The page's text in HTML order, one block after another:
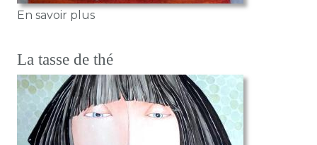
En savoir plussur L'hiver
La tasse de thé